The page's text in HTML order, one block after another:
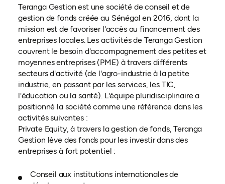
Teranga Gestion est une société de conseil et de
gestion de fonds créée au Sénégal en 2016, dont la
mission est de favoriser l'accès au financement des
entreprises locales. Les activités de Teranga Gestion
couvrent le besoin d'accompagnement des petites et
moyennes entreprises (PME) à travers différents
secteurs d'activité (de l'agro-industrie à la petite
industrie, en passant par les services, les TIC,
l'éducation ou la santé). L'équipe pluridisciplinaire a
positionné la société comme une référence dans les
activités suivantes :
Private Equity, à travers la gestion de fonds, Teranga
Gestion lève des fonds pour les investir dans des
entreprises à fort potentiel ;
Conseil aux institutions internationales de